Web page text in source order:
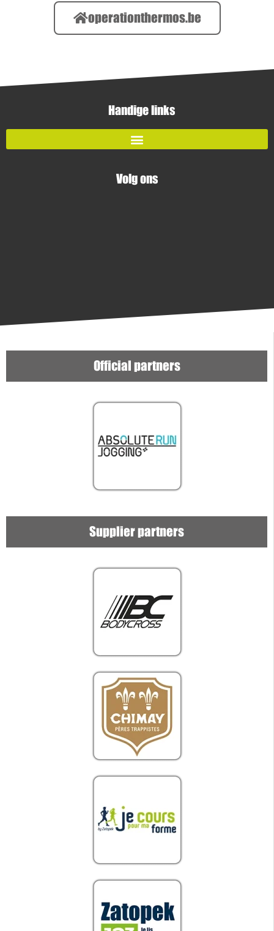
operationthermos.be
Handige links
Volg ons
Official partners
Supplier partners